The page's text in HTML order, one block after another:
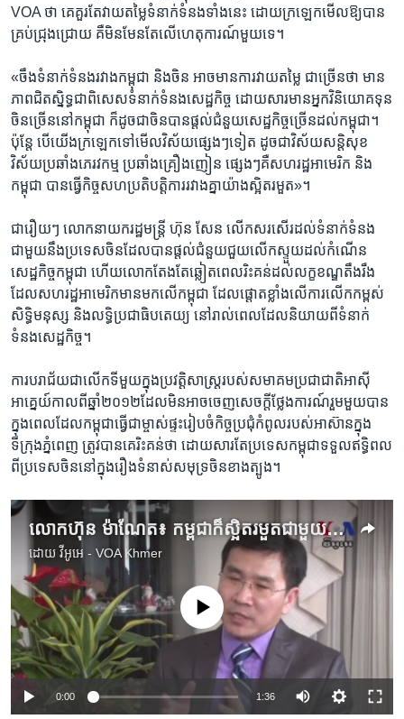
VOA ​ថា​ គេ​គួរ​តែ​វាយ​តម្លៃ​ទំនាក់​ទំនង​ទាំង​នេះ ដោយ​ក្រឡេក​មើល​ឱ្យ​បាន​
គ្រប់​ជ្រុង​ជ្រោយ គឺ​មិន​មែន​តែ​លើ​ហេតុការណ៍​មួយ​ទេ។​
«ចឹង​ទំនាក់​ទំនង​រវាង​កម្ពុជា​ និង​ចិន​ អាច​មាន​ការវាយ​តម្លៃ ជាច្រើន​ថា​ មាន​
ភាព​ជិតស្និទ្ធ​ជាពិសេស​ទំនាក់​ទំនង​សេដ្ឋកិច្ច​ ដោយ​សារ​មាន​អ្នក​វិនិយោគ​ទុន​
ចិន​ច្រើន​នៅ​កម្ពុជា​ ក៏​ដូច​ជា​ចិន​បាន​ផ្តល់​ជំនួយ​សេដ្ឋកិច្ច​ច្រើន​ដល់​កម្ពុជា។
ប៉ុន្តែ​ បើ​យើង​ក្រឡេក​ទៅ​មើល​វិស័យ​ផ្សេងៗ​ទៀត​ ដូច​ជា​វិស័យ​សន្តិសុខ​
វិស័យ​ប្រឆាំង​ភេរវកម្ម ​ប្រឆាំង​គ្រឿង​ញៀន ​ផ្សេងៗ​គឺ​សហរដ្ឋ​អាមេរិក ​និង​
កម្ពុជា​ បាន​ធ្វើ​កិច្ច​សហប្រតិបត្តិការ​រវាង​គ្នា​យ៉ាងស្អិត​រមួត»។
ជារឿយៗ ​លោក​នាយក​រដ្ឋ​មន្ត្រី​ ហ៊ុន សែន ​លើក​សរសើរ​ដល់​ទំនាក់​ទំនង​
ជាមួយ​នឹង​ប្រទេស​ចិន​ដែល​បាន​ផ្តល់​ជំនួយ​ជួយ​លើក​ស្ទួយ​ដល់​កំណើន​
សេដ្ឋកិច្ច​កម្ពុជា​ ហើយ​លោក​តែង​តែ​ឆ្លៀត​ពេល​រិះគន់​ដល់​លក្ខខណ្ឌ​តឹង​រឹង ​
ដែល​សហរដ្ឋ​អាមេរិក​មាន​មកលើ​កម្ពុជា​ ដែល​ផ្តោត​ខ្លាំង​លើ​ការ​លើក​កម្ពស់​
សិទ្ធិ​មនុស្ស​ និង​លទ្ធិប្រជាធិបតេយ្យ​ នៅ​រាល់​ពេល​ដែល​និយាយ​ពី​ទំនាក់​
ទំនង​សេដ្ឋកិច្ច។ ​
ការ​បរាជ័យ​ជា​លើក​ទីមួយ​ក្នុង​ប្រវត្តិសាស្រ្ត​របស់​សមាគម​ប្រជាជាតិ​អាស៊ី
អាគ្នេយ៍​កាលពី​ឆ្នាំ​២០១២​ដែល​មិន​អាច​ចេញ​សេចក្តី​ថ្លែងការណ៍​រួម​មួយ​បាន​
ក្នុង​ពេល​ដែល​កម្ពុជា​ធ្វើ​ជា​ម្ចាស់ផ្ទះ​រៀបចំ​កិច្ច​ប្រជុំ​កំពូល​របស់​អាស៊ាន​ក្នុង​
ទីក្រុង​ភ្នំពេញ​ ត្រូវ​បាន​គេ​រិះគន់​ថា ​ដោយ​សារ​តែ​ប្រទេស​កម្ពុជា​ទទួល​ឥទ្ធិពល​
ពី​ប្រទេស​ចិន​នៅក្នុង​រឿង​ទំនាស់​សមុទ្រ​ចិន​ខាង​ត្បូង។
លោក​ហ៊ុន ម៉ាណែត៖ កម្ពុជា​ក៏​ស្អិត​រមួត​ជាមួយ​អាមេរិក​ដែរ
ដោយវីអូអេ - VOA Khmer
No media source currently available
0:00 1:36